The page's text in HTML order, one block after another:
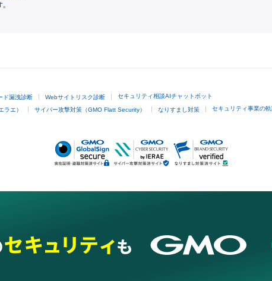
ド漏洩診断 Webサイトリスク診断 セキュリティ相談AIチャットボット
ラエ） サイバー攻撃対策（GMO Flatt Security） なりすまし対策 セキュリティ事業の